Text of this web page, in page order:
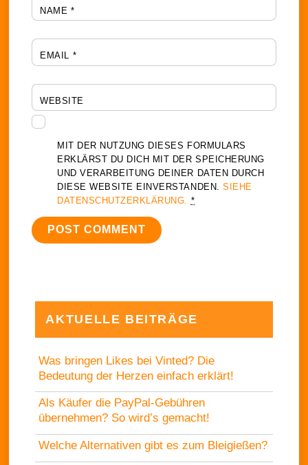
NAME *
EMAIL *
WEBSITE
MIT DER NUTZUNG DIESES FORMULARS
ERKLÄRST DU DICH MIT DER SPEICHERUNG
UND VERARBEITUNG DEINER DATEN DURCH
DIESE WEBSITE EINVERSTANDEN.SIEHE
DATENSCHUTZERKLÄRUNG. *
AKTUELLE BEITRÄGE
Was bringen Likes bei Vinted? Die
Bedeutung der Herzen einfach erklärt!
Als Käufer die PayPal-Gebühren
übernehmen? So wird’s gemacht!
Welche Alternativen gibt es zum Bleigießen?